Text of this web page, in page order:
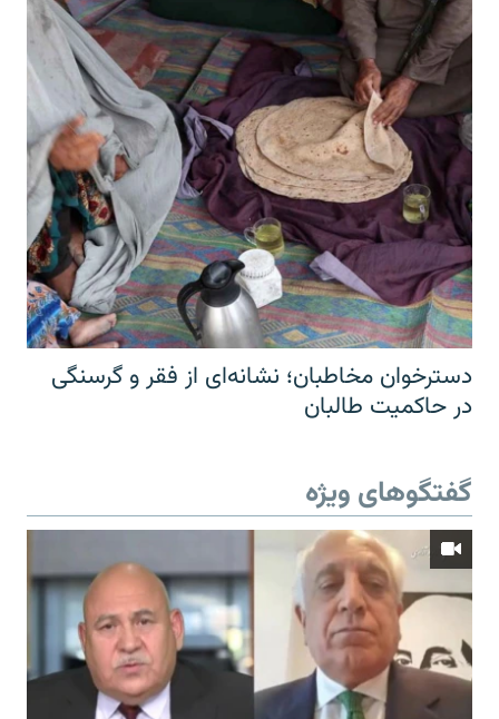
دسترخوان مخاطبان؛ نشانه‌ای از فقر و گرسنگی
در حاکمیت طالبان
گفتگوهای ویژه